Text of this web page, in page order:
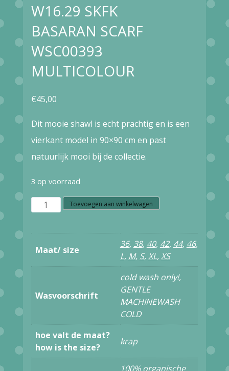
W16.29 SKFK
BASARAN SCARF
WSC00393
MULTICOLOUR
€45,00
Dit mooie shawl is echt prachtig en is een
vierkant model in 90×90 cm en past
natuurlijk mooi bij de collectie.
3 op voorraad
W16.29
SCARF
Toevoegen aan winkelwagen
Maat/ size
36, 38, 40, 42, 44, 46,
L, M, S,XL,XS
Wasvoorschrift
cold wash only!,
GENTLE
MACHINEWASH
COLD
hoe valt de maat?
how is the size?
krap
100% organische